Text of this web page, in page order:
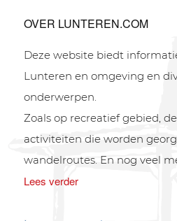
OVER LUNTEREN.COM
Deze website biedt
Lunteren en omgeving en
onderwerpen.
Zoals op recreatief gebied,
activiteiten die worden
wandelroutes. En nog veel
Lees verder